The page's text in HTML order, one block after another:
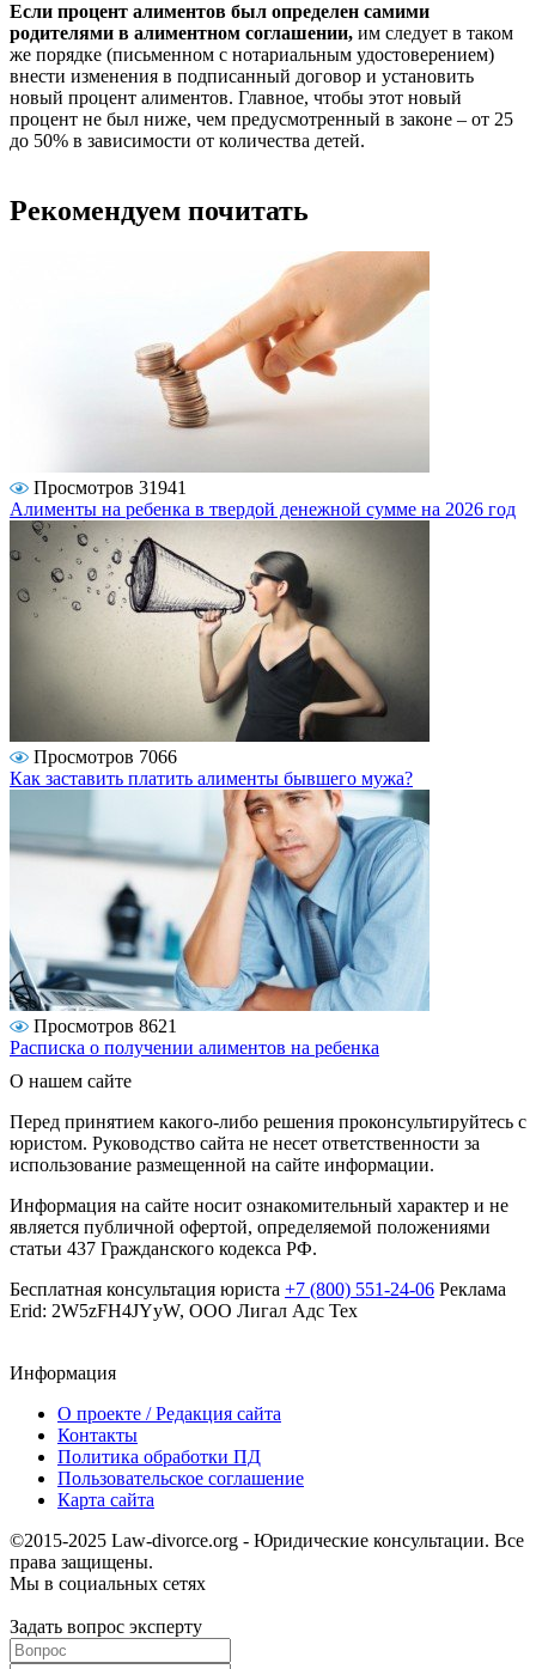
Если процент алиментов был определен самими
родителями в алиментном соглашении, им следует в таком
же порядке (письменном с нотариальным удостоверением)
внести изменения в подписанный договор и установить
новый процент алиментов. Главное, чтобы этот новый
процент не был ниже, чем предусмотренный в законе – от 25
до 50% в зависимости от количества детей.
Рекомендуем почитать
Просмотров 31941
Алименты на ребенка в твердой денежной сумме на 2026 год
Просмотров 7066
Как заставить платить алименты бывшего мужа?
Просмотров 8621
Расписка о получении алиментов на ребенка
О нашем сайте
Перед принятием какого-либо решения проконсультируйтесь с
юристом. Руководство сайта не несет ответственности за
использование размещенной на сайте информации.
Информация на сайте носит ознакомительный характер и не
является публичной офертой, определяемой положениями
статьи 437 Гражданского кодекса РФ.
Бесплатная консультация юриста +7 (800) 551-24-06 Реклама
Erid: 2W5zFH4JYyW, ООО Лигал Адс Тех
Информация
О проекте / Редакция сайта
Контакты
Политика обработки ПД
Пользовательское соглашение
Карта сайта
©2015-2025 Law-divorce.org - Юридические консультации. Все
права защищены.
Мы в социальных сетях
Задать вопрос эксперту